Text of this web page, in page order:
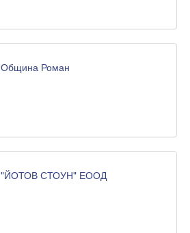
Община Роман
"ЙОТОВ СТОУН" ЕООД